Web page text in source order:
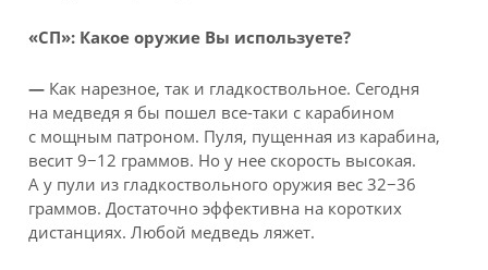
«СП»: Какое оружие Вы используете?
— Как нарезное, так и гладкоствольное. Сегодня
на медведя я бы пошел все-таки с карабином
с мощным патроном. Пуля, пущенная из карабина,
весит 9−12 граммов. Но у нее скорость высокая.
А у пули из гладкоствольного оружия вес 32−36
граммов. Достаточно эффективна на коротких
дистанциях. Любой медведь ляжет.